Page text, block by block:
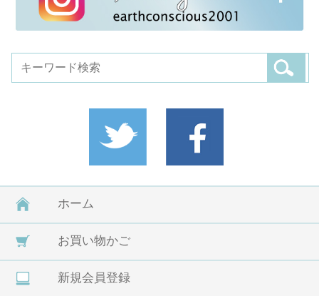
ホーム
お買い物かご
新規会員登録